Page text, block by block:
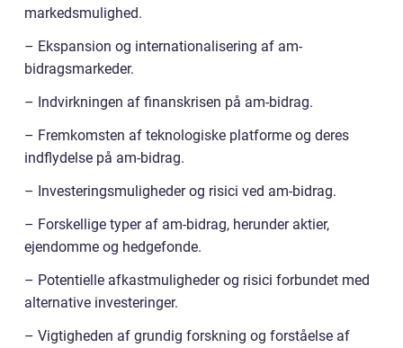
markedsmulighed.
– Ekspansion og internationalisering af am-
bidragsmarkeder.
– Indvirkningen af finanskrisen på am-bidrag.
– Fremkomsten af teknologiske platforme og deres
indflydelse på am-bidrag.
– Investeringsmuligheder og risici ved am-bidrag.
– Forskellige typer af am-bidrag, herunder aktier,
ejendomme og hedgefonde.
– Potentielle afkastmuligheder og risici forbundet med
alternative investeringer.
– Vigtigheden af grundig forskning og forståelse af